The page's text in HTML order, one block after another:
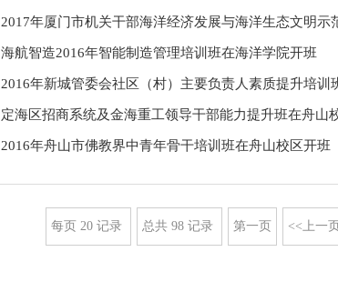
2017年厦门市机关干部海洋经济发展与海洋生态文明示
海航智造2016年智能制造管理培训班在海洋学院开班
2016年新城管委会社区（村）主要负责人素质提升培训
定海区招商系统及金海重工领导干部能力提升班在舟山
2016年舟山市佛教界中青年骨干培训班在舟山校区开班
每页 20记录 总共 98记录 第一页 <<上一页